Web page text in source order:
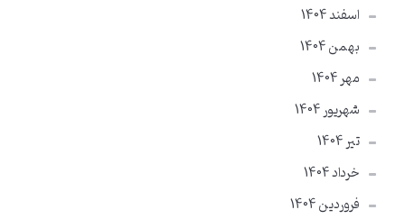
اسفند 1404
بهمن 1404
مهر 1404
شهریور 1404
تير 1404
خرداد 1404
فروردین 1404